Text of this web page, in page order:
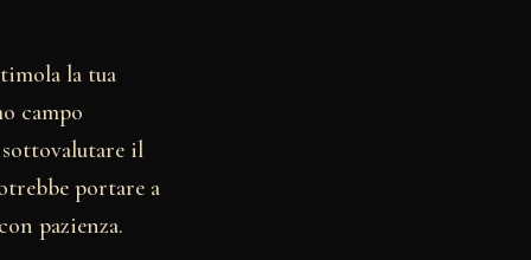
la tua
campo
il
portare a
pazienza.